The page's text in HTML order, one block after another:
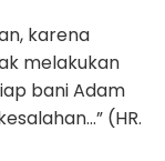
karena
melakukan
bani Adam
(HR.